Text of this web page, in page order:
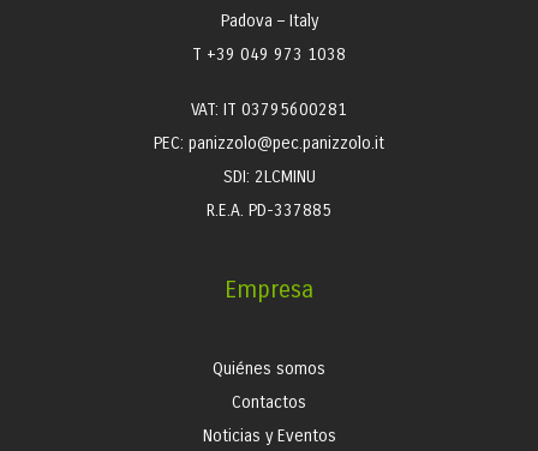
Padova – Italy
T +39 049 973 1038
VAT: IT 03795600281
PEC: panizzolo@pec.panizzolo.it
SDI: 2LCMINU
R.E.A. PD-337885
Empresa
Quiénes somos
Contactos
Noticias y Eventos